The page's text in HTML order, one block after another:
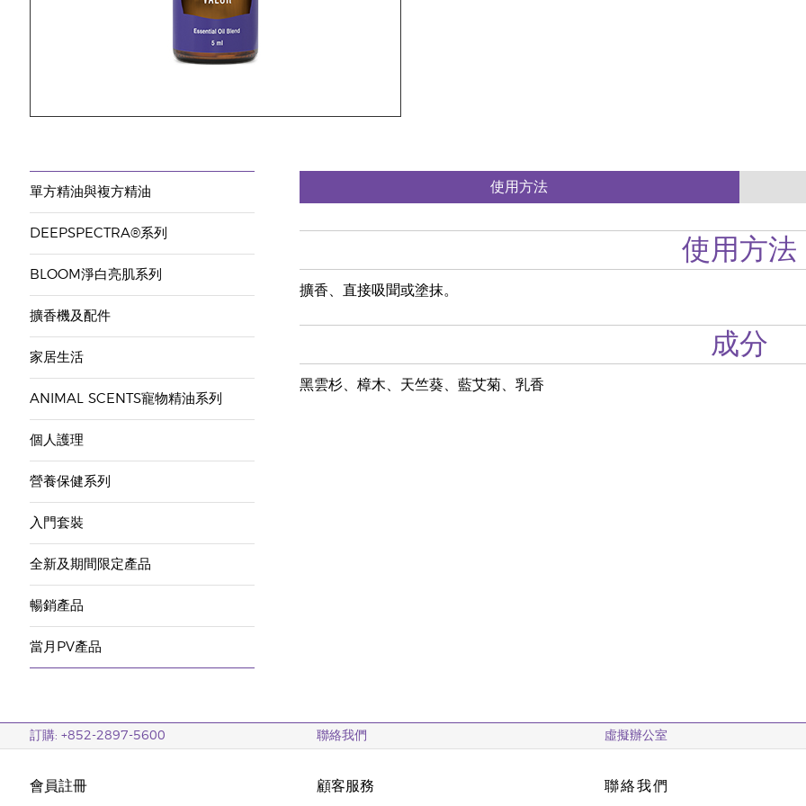
單方精油與複方精油
DEEPSPECTRA®系列
BLOOM淨白亮肌系列
擴香機及配件
家居生活
ANIMAL SCENTS寵物精油系列
個人護理
營養保健系列
入門套裝
全新及期間限定產品
暢銷產品
當月PV產品
使用方法
使用方法
擴香、直接吸聞或塗抹。
成分
黑雲杉、樟木、天竺葵、藍艾菊、乳香
訂購: +852-2897-5600 聯絡我們 虛擬辦公室
會員註冊 顧客服務 聯絡我們